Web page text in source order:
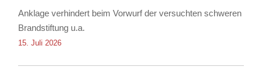
Anklage verhindert beim Vorwurf der versuchten schweren
Brandstiftung u.a.
15. Juli 2026